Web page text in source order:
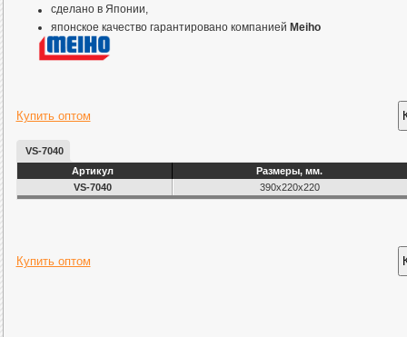
сделано в Японии,
японское качество гарантировано компанией Meiho
Купить оптом
VS-7040
Артикул
Размеры, мм.
VS-7040
390х220х220
Купить оптом